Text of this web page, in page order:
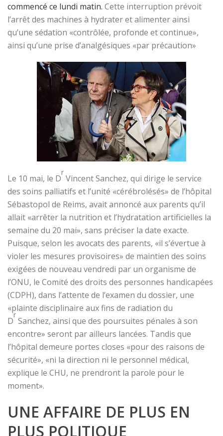
commencé ce lundi matin. Cette interruption prévoit
l’arrêt des machines à hydrater et alimenter ainsi
qu’une sédation «contrôlée, profonde et continue»,
ainsi qu’une prise d’analgésiques «par précaution»
Le 10 mai, le D
r
Vincent Sanchez, qui dirige le service
des soins palliatifs et l’unité «cérébrolésés» de l’hôpital
Sébastopol de Reims, avait annoncé aux parents qu’il
allait «arrêter la nutrition et l’hydratation artificielles la
semaine du 20 mai», sans préciser la date exacte.
Puisque, selon les avocats des parents, «il s’évertue à
violer les mesures provisoires» de maintien des soins
exigées de nouveau vendredi par un organisme de
l’ONU, le Comité des droits des personnes handicapées
(CDPH), dans l’attente de l’examen du dossier, une
«plainte disciplinaire aux fins de radiation du
D
r
Sanchez, ainsi que des poursuites pénales à son
encontre» seront par ailleurs lancées. Tandis que
l’hôpital demeure portes closes «pour des raisons de
sécurité», «ni la direction ni le personnel médical,
explique le CHU, ne prendront la parole pour le
moment».
UNE AFFAIRE DE PLUS EN
PLUS POLITIQUE